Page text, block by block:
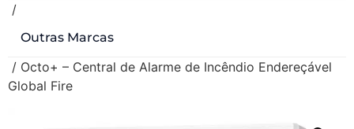
/
Outras Marcas
/ Octo+ – Central de Alarme de Incêndio Endereçável
Global Fire